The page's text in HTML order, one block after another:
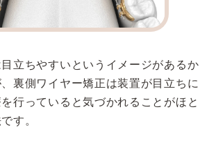
立ちやすいというイメージがあるか
裏側ワイヤー矯正は装置が目立ちに
行っていると気づかれることがほと
す。